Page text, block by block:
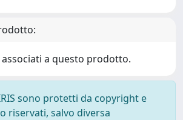
a questo prodotto.
sono protetti da copyright e
riservati, salvo diversa